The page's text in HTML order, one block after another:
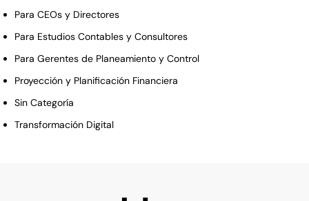
Para CEOs y Directores
Para Estudios Contables y Consultores
Para Gerentes de Planeamiento y Control
Proyección y Planificación Financiera
Sin Categoría
Transformación Digital